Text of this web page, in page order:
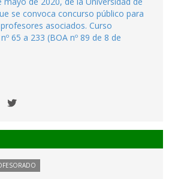
se convoca concurso público para
asociados. Curso
65 a 233 (BOA nº 89 de 8 de